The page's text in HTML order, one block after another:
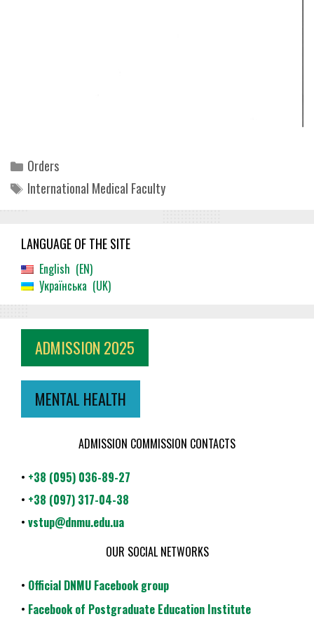
Categories
Orders
Tags
International Medical Faculty
LANGUAGE OF THE SITE
English
EN
Українська
UK
ADMISSION 2025
MENTAL HEALTH
ADMISSION COMMISSION CONTACTS
• +38 (095) 036-89-27
• +38 (097) 317-04-38
• vstup@dnmu.edu.ua
OUR SOCIAL NETWORKS
• Official DNMU Facebook group
• Facebook of Postgraduate Education Institute